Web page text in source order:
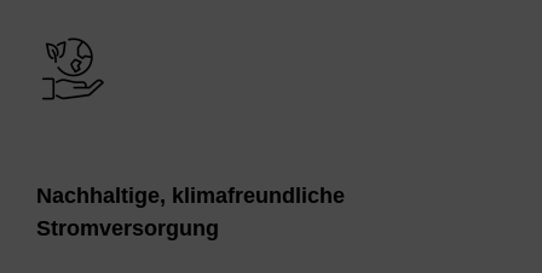
Bild
Nach­hal­ti­ge, kli­ma­freund­li­che
Strom­ver­sor­gung